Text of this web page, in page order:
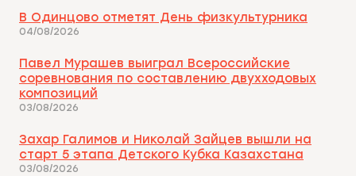
В Одинцово отметят День физкультурника
04/08/2026
Павел Мурашев выиграл Всероссийские
соревнования по составлению двухходовых
композиций
03/08/2026
Захар Галимов и Николай Зайцев вышли на
старт 5 этапа Детского Кубка Казахстана
03/08/2026